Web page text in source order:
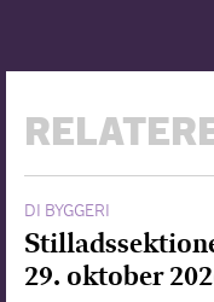
DI BYGGERI
29. oktober